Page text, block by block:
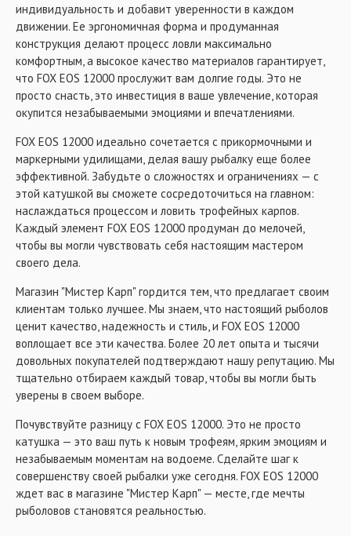
индивидуальность и добавит уверенности в каждом
движении. Ее эргономичная форма и продуманная
конструкция делают процесс ловли максимально
комфортным, а высокое качество материалов гарантирует,
что FOX EOS 12000 прослужит вам долгие годы. Это не
просто снасть, это инвестиция в ваше увлечение, которая
окупится незабываемыми эмоциями и впечатлениями.
FOX EOS 12000 идеально сочетается с прикормочными и
маркерными удилищами, делая вашу рыбалку еще более
эффективной. Забудьте о сложностях и ограничениях — с
этой катушкой вы сможете сосредоточиться на главном:
наслаждаться процессом и ловить трофейных карпов.
Каждый элемент FOX EOS 12000 продуман до мелочей,
чтобы вы могли чувствовать себя настоящим мастером
своего дела.
Магазин "Мистер Карп" гордится тем, что предлагает своим
клиентам только лучшее. Мы знаем, что настоящий рыболов
ценит качество, надежность и стиль, и FOX EOS 12000
воплощает все эти качества. Более 20 лет опыта и тысячи
довольных покупателей подтверждают нашу репутацию. Мы
тщательно отбираем каждый товар, чтобы вы могли быть
уверены в своем выборе.
Почувствуйте разницу с FOX EOS 12000. Это не просто
катушка — это ваш путь к новым трофеям, ярким эмоциям и
незабываемым моментам на водоеме. Сделайте шаг к
совершенству своей рыбалки уже сегодня. FOX EOS 12000
ждет вас в магазине "Мистер Карп" — месте, где мечты
рыболовов становятся реальностью.